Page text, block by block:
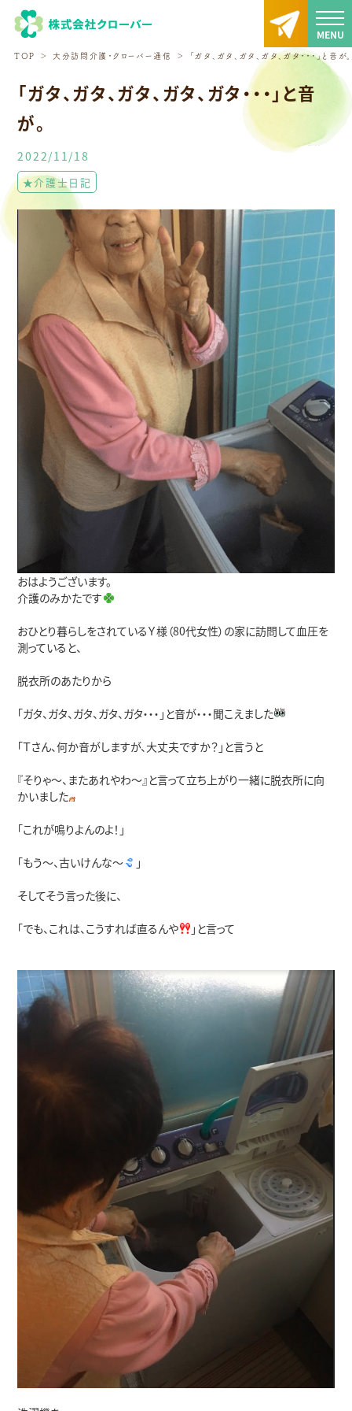
TOP 大分訪問介護・クローバー通信 「ガタ、ガタ、ガタ、ガタ、ガタ・・・」と音が。
「ガタ、ガタ、ガタ、ガタ、ガタ・・・」と音
が。
2022/11/18
★介護士日記
おはようございます。
介護のみかたです
おひとり暮らしをされているＹ様（80代女性）の家に訪問して血圧を
測っていると、
脱衣所のあたりから
「ガタ、ガタ、ガタ、ガタ、ガタ・・・」と音が・・・聞こえました
「Ｔさん、何か音がしますが、大丈夫ですか？」と言うと
『そりゃ～、またあれやわ～』と言って立ち上がり一緒に脱衣所に向
かいました
「これが鳴りよんのよ！」
「もう～、古いけんな～ 」
そしてそう言った後に、
「でも、これは、こうすれば直るんや 」と言って